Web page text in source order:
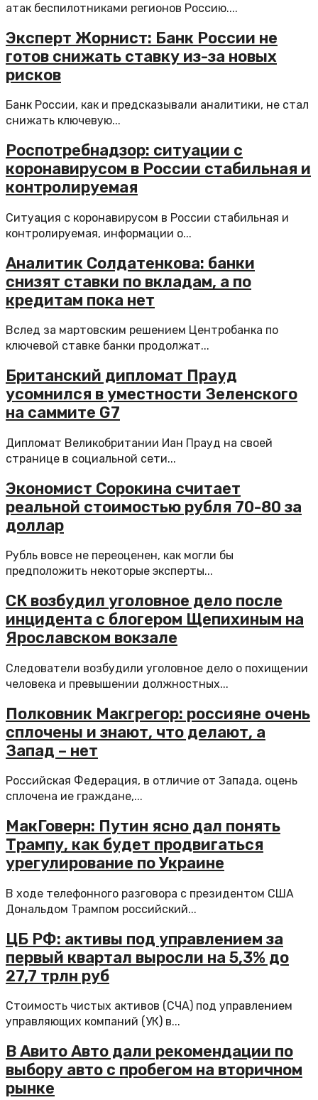
атак беспилотниками регионов Россию....
Эксперт Жорнист: Банк России не
готов снижать ставку из-за новых
рисков
Банк России, как и предсказывали аналитики, не стал
снижать ключевую...
Роспотребнадзор: ситуации с
коронавирусом в России стабильная и
контролируемая
Ситуация с коронавирусом в России стабильная и
контролируемая, информации о...
Аналитик Солдатенкова: банки
снизят ставки по вкладам, а по
кредитам пока нет
Вслед за мартовским решением Центробанка по
ключевой ставке банки продолжат...
Британский дипломат Прауд
усомнился в уместности Зеленского
на саммите G7
Дипломат Великобритании Иан Прауд на своей
странице в социальной сети...
Экономист Сорокина считает
реальной стоимостью рубля 70-80 за
доллар
Рубль вовсе не переоценен, как могли бы
предположить некоторые эксперты...
СК возбудил уголовное дело после
инцидента с блогером Щепихиным на
Ярославском вокзале
Следователи возбудили уголовное дело о похищении
человека и превышении должностных...
Полковник Макгрегор: россияне очень
сплочены и знают, что делают, а
Запад – нет
Российская Федерация, в отличие от Запада, оцень
сплочена ие граждане,...
МакГоверн: Путин ясно дал понять
Трампу, как будет продвигаться
урегулирование по Украине
В ходе телефонного разговора с президентом США
Дональдом Трампом российский...
ЦБ РФ: активы под управлением за
первый квартал выросли на 5,3% до
27,7 трлн руб
Стоимость чистых активов (СЧА) под управлением
управляющих компаний (УК) в...
В Авито Авто дали рекомендации по
выбору авто с пробегом на вторичном
рынке